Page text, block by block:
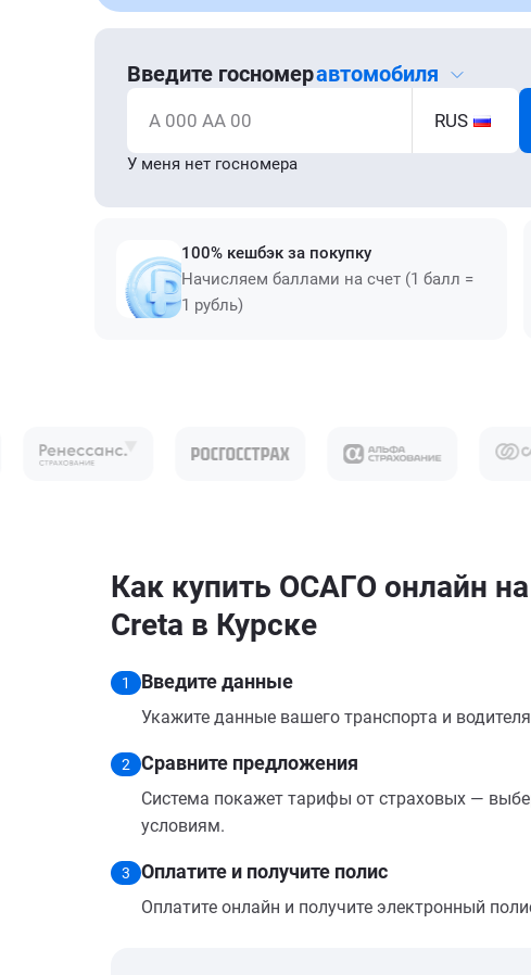
Введите госномеравтомобиля
А 000 АА 00 RUS
У меня нет госномера
100% кешбэк за покупку
Начисляем баллами на счет (1 балл =
1 рубль)
Как купить ОСАГО онлайн
Creta в Курске
1 Введите данные
Укажите данные вашего транспорта и
2 Сравните предложения
Система покажет тарифы от страховых —
условиям.
3 Оплатите и получите полис
Оплатите онлайн и получите электронный